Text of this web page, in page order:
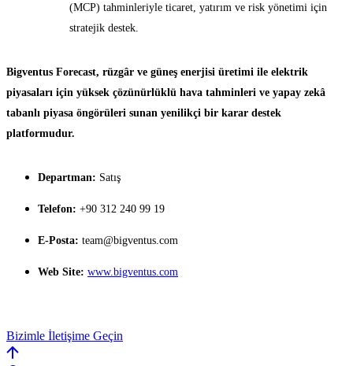
(MCP) tahminleriyle ticaret, yatırım ve risk yönetimi için
stratejik destek.
Bigventus Forecast, rüzgâr ve güneş enerjisi üretimi ile elektrik
piyasaları için yüksek çözünürlüklü hava tahminleri ve yapay zekâ
tabanlı piyasa öngörüleri sunan yenilikçi bir karar destek
platformudur.
Departman: Satış
Telefon: +90 312 240 99 19
E-Posta: team@bigventus.com
Web Site: www.bigventus.com
Bizimle İletişime Geçin